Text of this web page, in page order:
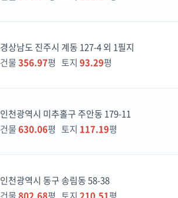
경상남도 진주시 계동 127-4 외 1필지
건물356.97평 토지 93.29평
인천광역시 미추홀구 주안동 179-11
건물630.06평 토지 117.19평
인천광역시 동구 송림동 58-38